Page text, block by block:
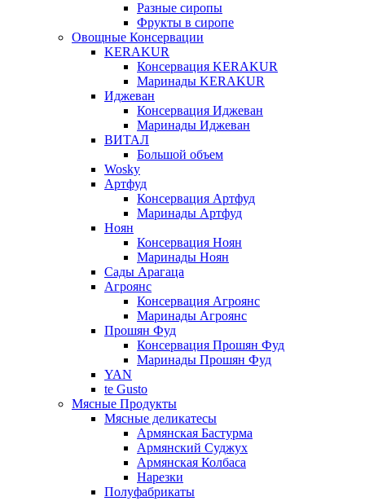
Разные сиропы
Фрукты в сиропе
Овощные Консервации
KERAKUR
Консервация KERAKUR
Маринады KERAKUR
Иджеван
Консервация Иджеван
Маринады Иджеван
ВИТАЛ
Большой объем
Wosky
Артфуд
Консервация Артфуд
Маринады Артфуд
Ноян
Консервация Ноян
Маринады Ноян
Сады Арагаца
Агроянс
Консервация Агроянс
Маринады Агроянс
Прошян Фуд
Консервация Прошян Фуд
Маринады Прошян Фуд
YAN
te Gusto
Мясные Продукты
Мясные деликатесы
Армянская Бастурма
Армянский Суджух
Армянская Колбаса
Нарезки
Полуфабрикаты